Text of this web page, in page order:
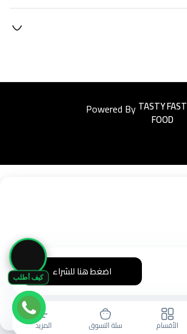
كيف أطلب اضغط هنا للشراء
الأقسام سلة التسوق المزيد
Powered ByEasyorders